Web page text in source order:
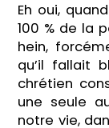
Eh oui,
100 % de la
hein,
qu’il fallait
chrétien
une seule
notre vie,